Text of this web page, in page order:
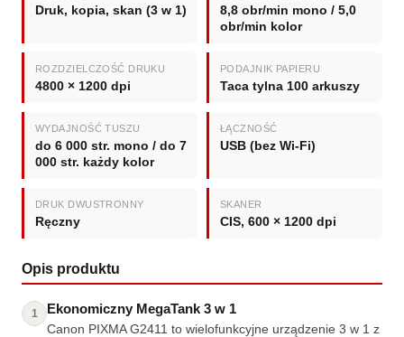
Druk, kopia, skan (3 w 1)
8,8 obr/min mono / 5,0
obr/min kolor
ROZDZIELCZOŚĆ DRUKU
4800 × 1200 dpi
PODAJNIK PAPIERU
Taca tylna 100 arkuszy
WYDAJNOŚĆ TUSZU
do 6 000 str. mono / do 7
000 str. każdy kolor
ŁĄCZNOŚĆ
USB (bez Wi-Fi)
DRUK DWUSTRONNY
Ręczny
SKANER
CIS, 600 × 1200 dpi
Opis produktu
1 Ekonomiczny MegaTank 3 w 1
Canon PIXMA G2411 to wielofunkcyjne urządzenie 3 w 1 z